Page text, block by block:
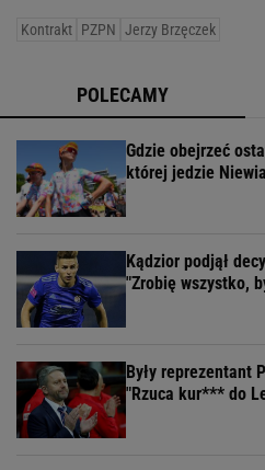
Kontrakt PZPN Jerzy Brzęczek
POLECAMY
Gdzie obejrzeć
której jedzie
Kądzior podjął
"Zrobię wszystko,
Były reprezentant
"Rzuca kur*** do